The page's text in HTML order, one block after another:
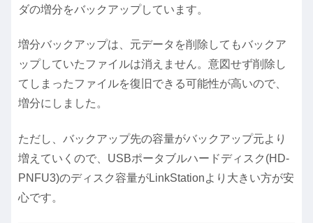
ダの増分をバックアップしています。
増分バックアップは、元データを削除してもバックア
ップしていたファイルは消えません。意図せず削除し
てしまったファイルを復旧できる可能性が高いので、
増分にしました。
ただし、バックアップ先の容量がバックアップ元より
増えていくので、USBポータブルハードディスク(HD-
PNFU3)のディスク容量がLinkStationより大きい方が安
心です。